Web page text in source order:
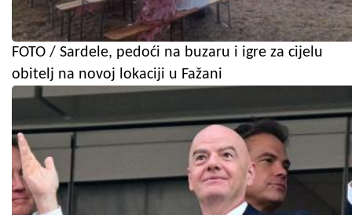
FOTO / Sardele, pedoći na buzaru i igre za cijelu
obitelj na novoj lokaciji u Fažani